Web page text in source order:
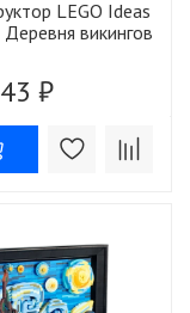
LEGO Ideas
викингов
₽